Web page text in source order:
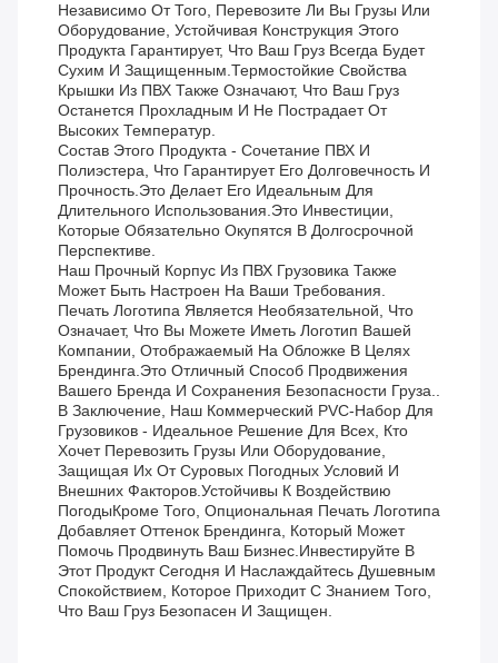
Независимо От Того, Перевозите Ли Вы Грузы Или
Оборудование, Устойчивая Конструкция Этого
Продукта Гарантирует, Что Ваш Груз Всегда Будет
Сухим И Защищенным.Термостойкие Свойства
Крышки Из ПВХ Также Означают, Что Ваш Груз
Останется Прохладным И Не Пострадает От
Высоких Температур.
Состав Этого Продукта - Сочетание ПВХ И
Полиэстера, Что Гарантирует Его Долговечность И
Прочность.Это Делает Его Идеальным Для
Длительного Использования.Это Инвестиции,
Которые Обязательно Окупятся В Долгосрочной
Перспективе.
Наш Прочный Корпус Из ПВХ Грузовика Также
Может Быть Настроен На Ваши Требования.
Печать Логотипа Является Необязательной, Что
Означает, Что Вы Можете Иметь Логотип Вашей
Компании, Отображаемый На Обложке В Целях
Брендинга.Это Отличный Способ Продвижения
Вашего Бренда И Сохранения Безопасности Груза..
В Заключение, Наш Коммерческий PVC-Набор Для
Грузовиков - Идеальное Решение Для Всех, Кто
Хочет Перевозить Грузы Или Оборудование,
Защищая Их От Суровых Погодных Условий И
Внешних Факторов.устойчивы К Воздействию
ПогодыКроме Того, Опциональная Печать Логотипа
Добавляет Оттенок Брендинга, Который Может
Помочь Продвинуть Ваш Бизнес.Инвестируйте В
Этот Продукт Сегодня И Наслаждайтесь Душевным
Спокойствием, Которое Приходит С Знанием Того,
Что Ваш Груз Безопасен И Защищен.